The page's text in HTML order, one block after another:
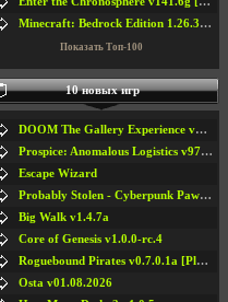
Minecraft: Bedrock Edition 1.26.33.1a / + TLauncher v2.89
Показать Топ-100
10 новых игр
DOOM The Gallery Experience v1.4.2
Prospice: Anomalous Logistics v97 [Playtest]
Escape Wizard
Probably Stolen - Cyberpunk Pawnshop Simulator v048c [Playtest]
Big Walk v1.4.7a
Core of Genesis v1.0.0-rc.4
Roguebound Pirates v0.7.0.1a [Playtest]
Osta v01.08.2026